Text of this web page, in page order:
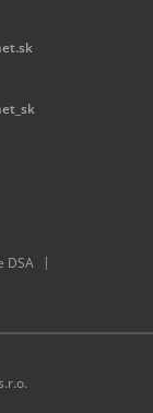
DSA |